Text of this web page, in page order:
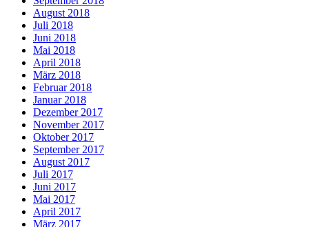
August 2018
Juli 2018
Juni 2018
Mai 2018
April 2018
März 2018
Februar 2018
Januar 2018
Dezember 2017
November 2017
Oktober 2017
September 2017
August 2017
Juli 2017
Juni 2017
Mai 2017
April 2017
März 2017